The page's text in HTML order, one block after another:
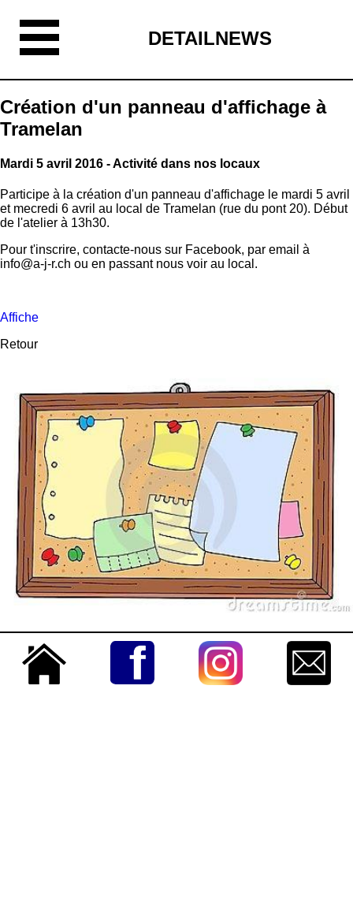
DETAILNEWS
Création d'un panneau d'affichage à
Tramelan
Mardi 5 avril 2016 - Activité dans nos locaux
Participe à la création d'un panneau d'affichage le mardi 5 avril
et mecredi 6 avril au local de Tramelan (rue du pont 20). Début
de l'atelier à 13h30.
Pour t'inscrire, contacte-nous sur Facebook, par email à
info@a-j-r.ch ou en passant nous voir au local.
Affiche
Retour